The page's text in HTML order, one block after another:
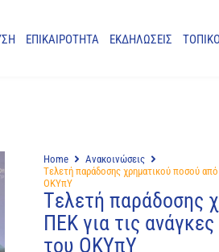
ΕΠΙΚΑΙΡΟΤΗΤΑ ΕΚΔΗΛΩΣΕΙΣ
Home
Ανακοινώσεις
Tελετή παράδοσης χρηματικού ποσού
ΟΚΥπΥ
Tελετή παράδοσης
ΠΕΚ για τις
του ΟΚΥπΥ